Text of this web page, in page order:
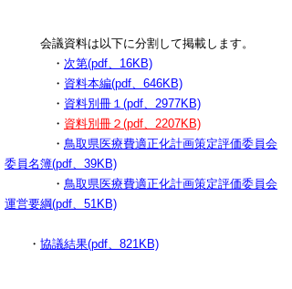
会議資料は以下に分割して掲載します。
・ 次第(pdf、16KB)
・ 資料本編(pdf、646KB)
・ 資料別冊１(pdf、2977KB)
・ 資料別冊２(pdf、2207KB)
・ 鳥取県医療費適正化計画策定評価委員会
委員名簿(pdf、39KB)
・ 鳥取県医療費適正化計画策定評価委員会
運営要綱(pdf、51KB)
・ 協議結果(pdf、821KB)